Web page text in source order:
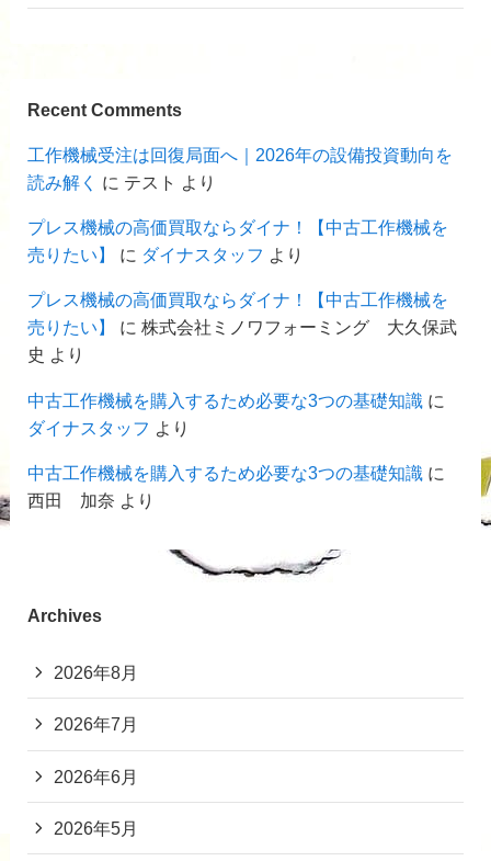
Recent Comments
工作機械受注は回復局面へ｜2026年の設備投資動向を
読み解く
に テスト より
プレス機械の高価買取ならダイナ！【中古工作機械を
売りたい】
に ダイナスタッフ より
プレス機械の高価買取ならダイナ！【中古工作機械を
売りたい】
に 株式会社ミノワフォーミング 大久保武
史 より
中古工作機械を購入するため必要な3つの基礎知識 に
ダイナスタッフ より
中古工作機械を購入するため必要な3つの基礎知識に
西田 加奈 より
Archives
2026年8月
2026年7月
2026年6月
2026年5月